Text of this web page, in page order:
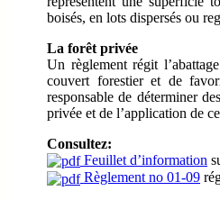
boisés, en lots dispersés ou
La forêt privée
Un règlement régit
couvert forestier et de
responsable de déterminer
privée et de l’application de
Consultez:
Feuillet d’information
Règlement no 01-09